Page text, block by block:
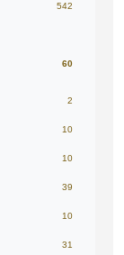
542
60
2
10
10
39
10
31